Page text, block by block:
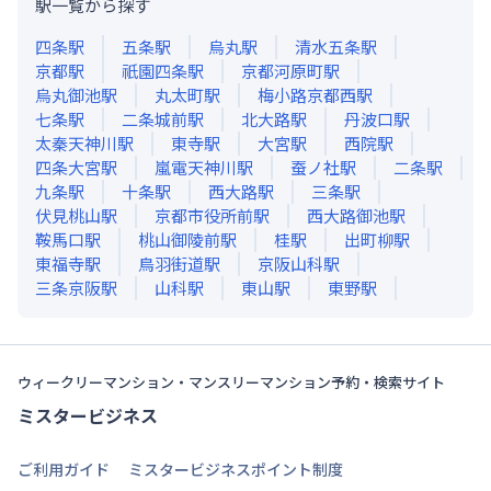
四条駅 五条駅 烏丸駅 清水五条駅
京都駅 祇園四条駅 京都河原町駅
烏丸御池駅 丸太町駅 梅小路京都西駅
七条駅 二条城前駅 北大路駅 丹波口駅
太秦天神川駅 東寺駅 大宮駅 西院駅
四条大宮駅 嵐電天神川駅 蚕ノ社駅 二条駅
九条駅 十条駅 西大路駅 三条駅
伏見桃山駅 京都市役所前駅 西大路御池駅
鞍馬口駅 桃山御陵前駅 桂駅 出町柳駅
東福寺駅 鳥羽街道駅 京阪山科駅
三条京阪駅 山科駅 東山駅 東野駅
ウィークリーマンション・マンスリーマンション予約・検索サイト
ミスタービジネス
ご利用ガイド ミスタービジネスポイント制度